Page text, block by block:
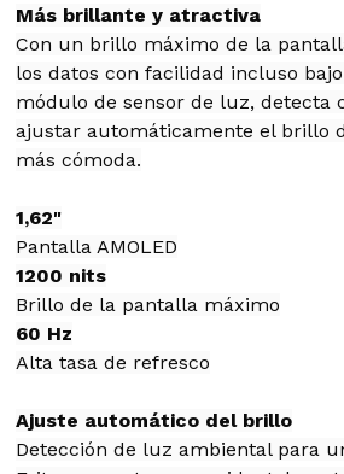
Más brillante y atractiva
Con un brillo máximo de la
los datos con facilidad incluso
módulo de sensor de luz, detecta
ajustar automáticamente el brillo
más cómoda.
1,62"
Pantalla AMOLED
1200 nits
Brillo de la pantalla máximo
60 Hz
Alta tasa de refresco
Ajuste automático del brillo
Detección de luz ambiental para